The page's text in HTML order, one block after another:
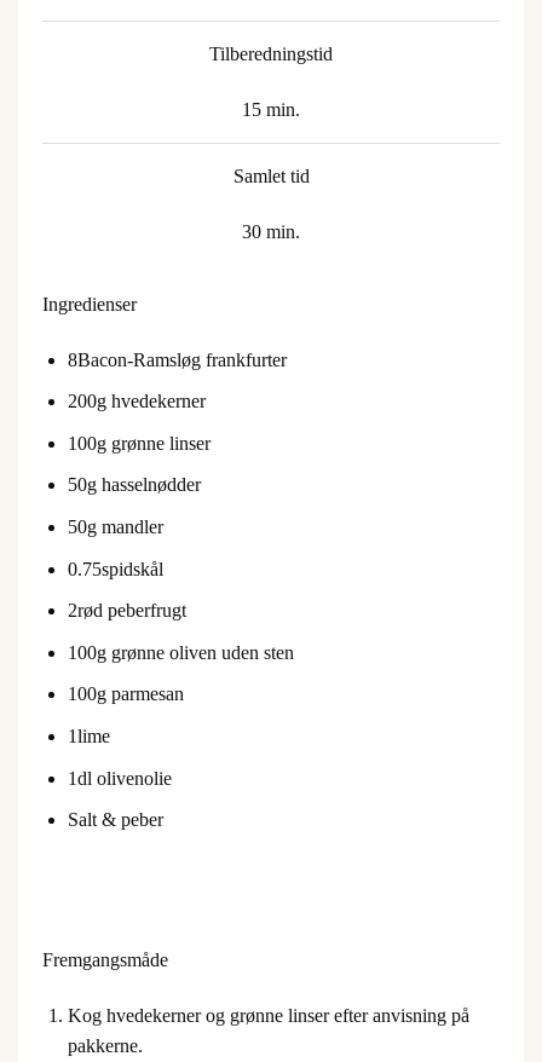
Tilberedningstid
15 min.
Samlet tid
30 min.
Ingredienser
8Bacon-Ramsløg frankfurter
200g hvedekerner
100g grønne linser
50g hasselnødder
50g mandler
0.75spidskål
2rød peberfrugt
100g grønne oliven uden sten
100g parmesan
1lime
1dl olivenolie
Salt & peber
Fremgangsmåde
Kog hvedekerner og grønne linser efter anvisning på
pakkerne.